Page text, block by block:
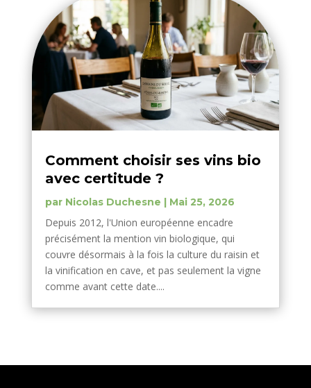
Comment choisir ses vins bio
avec certitude ?
par Nicolas Duchesne | Mai 25, 2026
Depuis 2012, l'Union européenne encadre
précisément la mention vin biologique, qui
couvre désormais à la fois la culture du raisin et
la vinification en cave, et pas seulement la vigne
comme avant cette date....